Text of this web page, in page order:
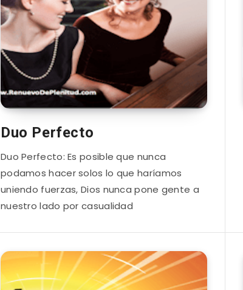
Duo Perfecto
Duo Perfecto: Es posible que nunca
podamos hacer solos lo que haríamos
uniendo fuerzas, Dios nunca pone gente a
nuestro lado por casualidad